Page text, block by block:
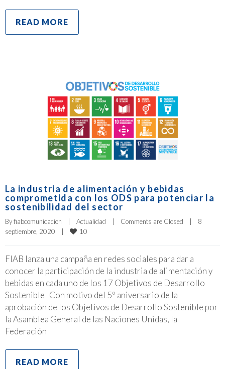
READ MORE
La industria de alimentación y bebidas
comprometida con los ODS para potenciar la
sostenibilidad del sector
By fiabcomunicacion | Actualidad | Comments are Closed |
8
septiembre, 2020
| 10
FIAB lanza una campaña en redes sociales para dar a
conocer la participación de la industria de alimentación y
bebidas en cada uno de los 17 Objetivos de Desarrollo
Sostenible Con motivo del 5º aniversario de la
aprobación de los Objetivos de Desarrollo Sostenible por
la Asamblea General de las Naciones Unidas, la
Federación
READ MORE